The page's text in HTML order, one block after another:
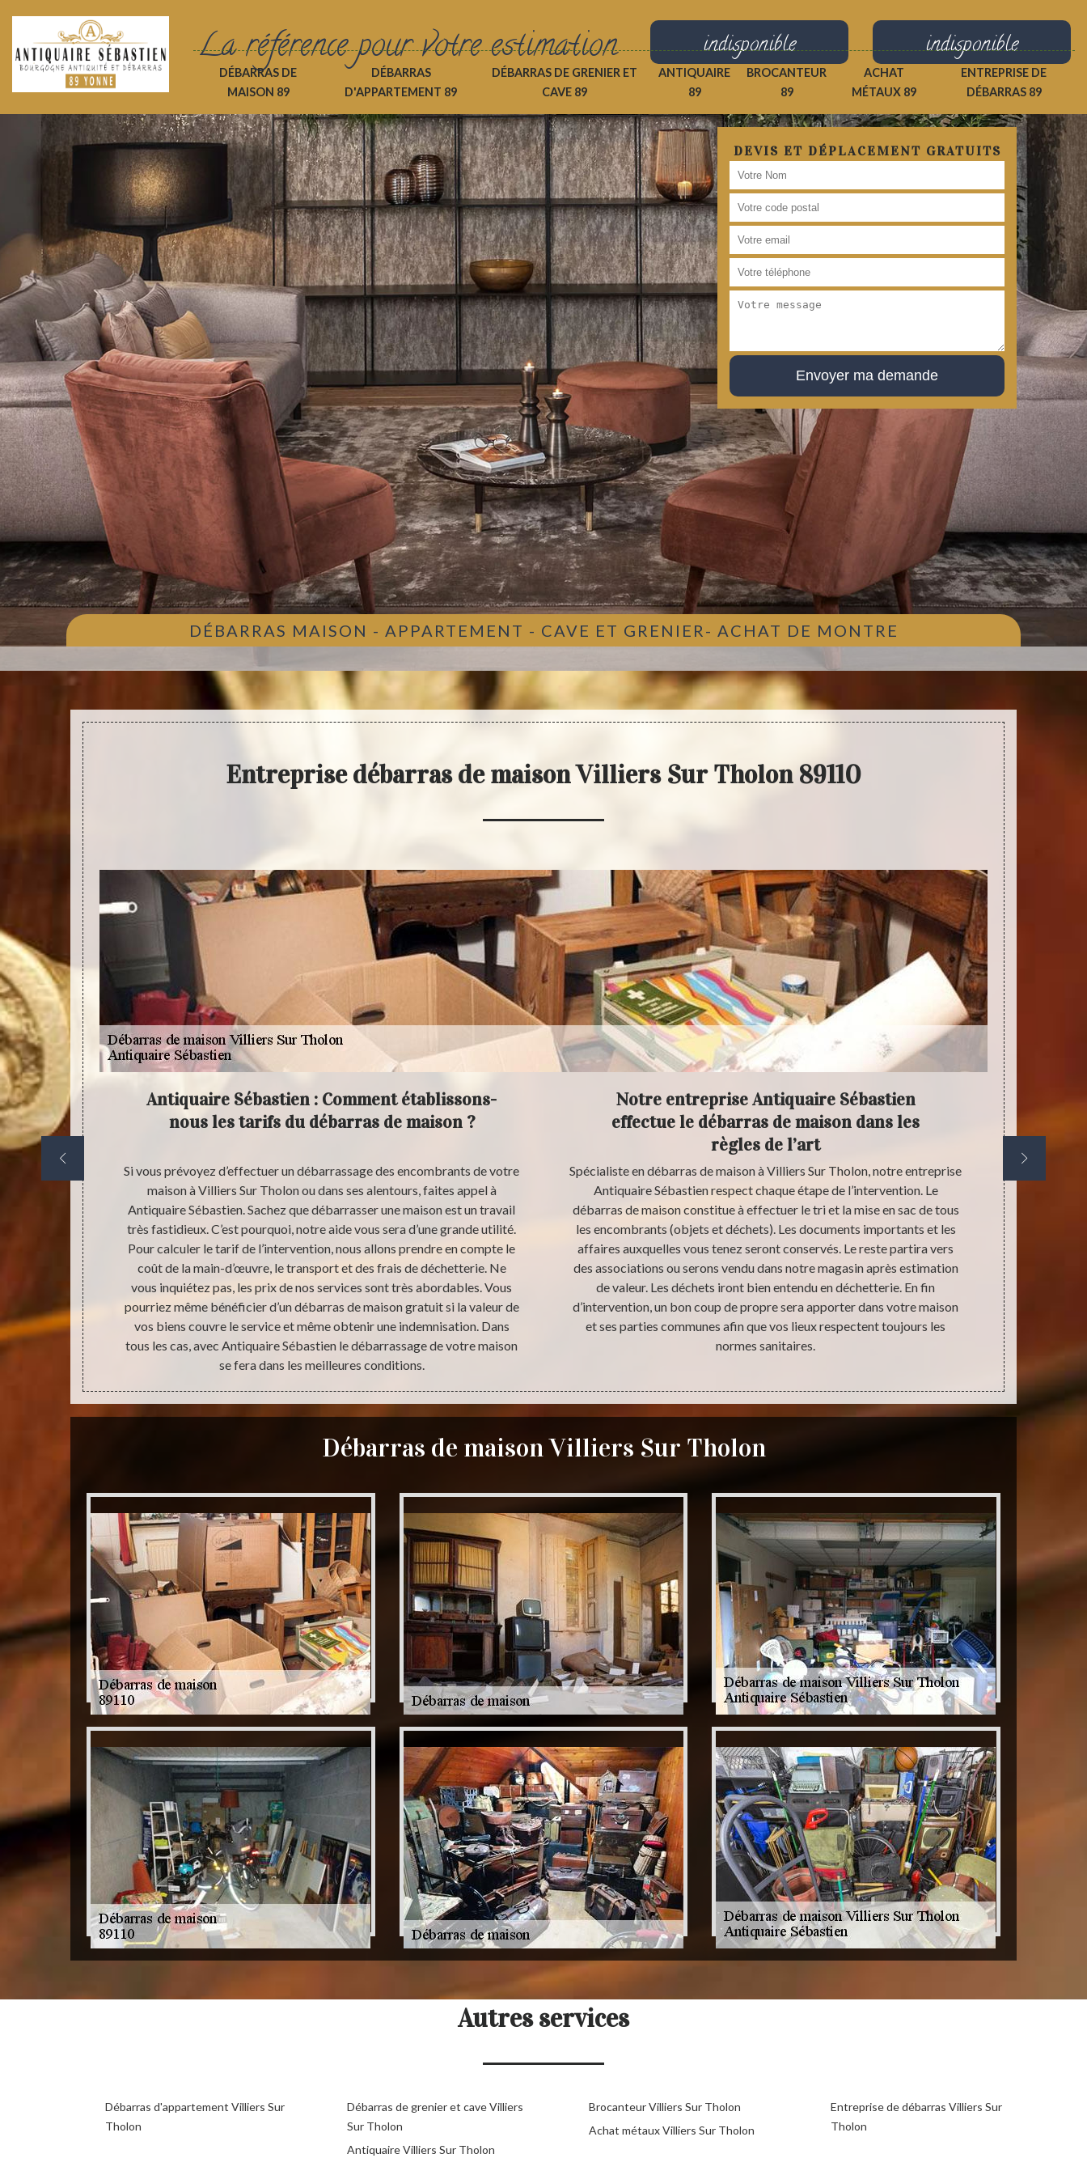
La référence pour votre estimation indisponible indisponible
DÉBARRAS DE
MAISON 89
DÉBARRAS
D'APPARTEMENT 89
DÉBARRAS DE GRENIER ET
CAVE 89
ANTIQUAIRE
89
BROCANTEUR
89
ACHAT
MÉTAUX 89
ENTREPRISE DE
DÉBARRAS 89
DEVIS ET DÉPLACEMENT GRATUITS
DÉBARRAS MAISON - APPARTEMENT - CAVE ET GRENIER- ACHAT DE MONTRE
Entreprise débarras de maison Villiers Sur Tholon 89110
des
également
Antiquaire Sébastien : Comment établissons-
nous les tarifs du débarras de maison ?
Si vous prévoyez d’effectuer un débarrassage des encombrants de votre
maison à Villiers Sur Tholon ou dans ses alentours, faites appel à
Antiquaire Sébastien. Sachez que débarrasser une maison est un travail
très fastidieux. C’est pourquoi, notre aide vous sera d’une grande utilité.
Pour calculer le tarif de l’intervention, nous allons prendre en compte le
coût de la main-d’œuvre, le transport et des frais de déchetterie. Ne
vous inquiétez pas, les prix de nos services sont très abordables. Vous
pourriez même bénéficier d’un débarras de maison gratuit si la valeur de
vos biens couvre le service et même obtenir une indemnisation. Dans
tous les cas, avec Antiquaire Sébastien le débarrassage de votre maison
se fera dans les meilleures conditions.
Notre entreprise Antiquaire Sébastien
effectue le débarras de maison dans les
règles de l’art
Spécialiste en débarras de maison à Villiers Sur Tholon, notre entreprise
Antiquaire Sébastien respect chaque étape de l’intervention. Le
débarras de maison constitue à effectuer le tri et la mise en sac de tous
les encombrants (objets et déchets). Les documents importants et les
affaires auxquelles vous tenez seront conservés. Le reste partira vers
des associations ou serons vendu dans notre magasin après estimation
de valeur. Les déchets iront bien entendu en déchetterie. En fin
d’intervention, un bon coup de propre sera apporter dans votre maison
et ses parties communes afin que vos lieux respectent toujours les
normes sanitaires.
Débarras de maison Villiers Sur Tholon
Autres services
Débarras d'appartement Villiers Sur
Tholon
Débarras de grenier et cave Villiers
Sur Tholon
Antiquaire Villiers Sur Tholon
Brocanteur Villiers Sur Tholon
Achat métaux Villiers Sur Tholon
Entreprise de débarras Villiers Sur
Tholon